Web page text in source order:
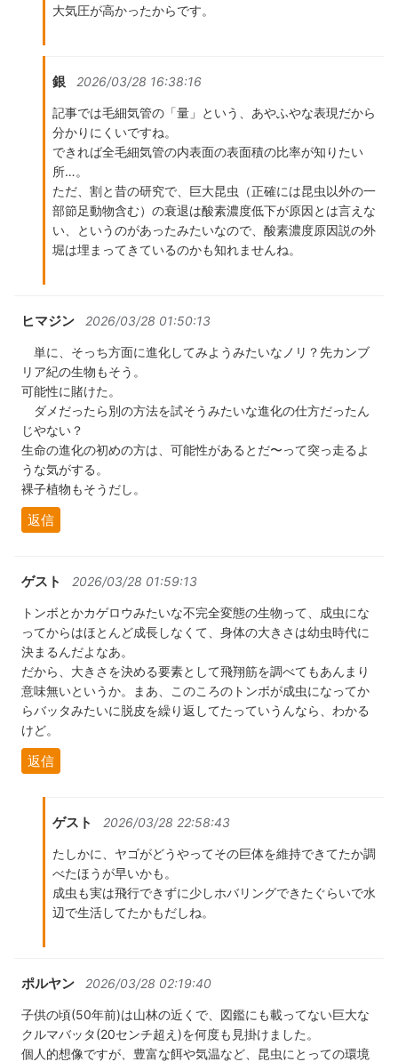
大気圧が高かったからです。
銀 2026/03/28 16:38:16
記事では毛細気管の「量」という、あやふやな表現だから
分かりにくいですね。
できれば全毛細気管の内表面の表面積の比率が知りたい
所…。
ただ、割と昔の研究で、巨大昆虫（正確には昆虫以外の一
部節足動物含む）の衰退は酸素濃度低下が原因とは言えな
い、というのがあったみたいなので、酸素濃度原因説の外
堀は埋まってきているのかも知れませんね。
ヒマジン 2026/03/28 01:50:13
単に、そっち方面に進化してみようみたいなノリ？先カンブ
リア紀の生物もそう。
可能性に賭けた。
ダメだったら別の方法を試そうみたいな進化の仕方だったん
じやない？
生命の進化の初めの方は、可能性があるとだ〜って突っ走るよ
うな気がする。
裸子植物もそうだし。
返信
ゲスト 2026/03/28 01:59:13
トンボとかカゲロウみたいな不完全変態の生物って、成虫にな
ってからはほとんど成長しなくて、身体の大きさは幼虫時代に
決まるんだよなあ。
だから、大きさを決める要素として飛翔筋を調べてもあんまり
意味無いというか。まあ、このころのトンボが成虫になってか
らバッタみたいに脱皮を繰り返してたっていうんなら、わかる
けど。
返信
ゲスト 2026/03/28 22:58:43
たしかに、ヤゴがどうやってその巨体を維持できてたか調
べたほうが早いかも。
成虫も実は飛行できずに少しホバリングできたぐらいで水
辺で生活してたかもだしね。
ポルヤン 2026/03/28 02:19:40
子供の頃(50年前)は山林の近くで、図鑑にも載ってない巨大な
クルマバッタ(20センチ超え)を何度も見掛けました。
個人的想像ですが、豊富な餌や気温など、昆虫にとっての環境